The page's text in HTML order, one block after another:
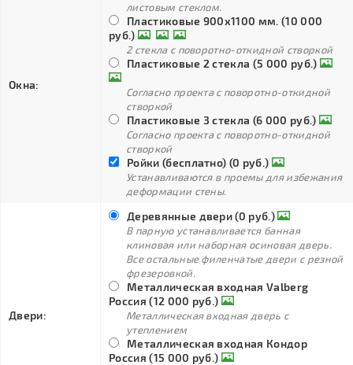
Окна:
листовым стеклом.
Пластиковые 900х1100 мм. (10 000
руб.)
2 стекла с поворотно-откидной створкой
Пластиковые 2 стекла (5 000 руб.)
Согласно проекта с поворотно-откидной
створкой
Пластиковые 3 стекла (6 000 руб.)
Согласно проекта с поворотно-откидной
створкой
Ройки (бесплатно) (0 руб.)
Устанавливаются в проемы для избежания
деформации стены.
Двери:
Деревянные двери (0 руб.)
В парную устанавливается банная
клиновая или наборная осиновая дверь.
Все остальные филенчатые двери с резной
фрезеровкой.
Металлическая входная Valberg
Россия (12 000 руб.)
Металлическая входная дверь с
утеплением
Металлическая входная Кондор
Россия (15 000 руб.)